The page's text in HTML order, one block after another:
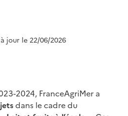
jour le 22/06/2026
2024, FranceAgriMer a
dans le cadre du